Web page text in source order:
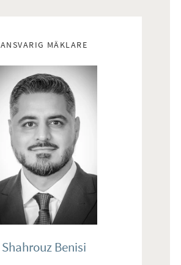
ANSVARIG MÄKLARE
Shahrouz Benisi